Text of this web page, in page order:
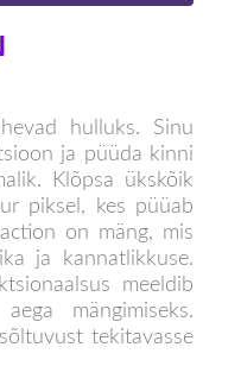
hulluks. Sinu
ja püüda kinni
Klõpsa ükskõik
piksel, kes püüab
on mäng, mis
ja kannatlikkuse.
meeldib
mängimiseks.
tekitavasse